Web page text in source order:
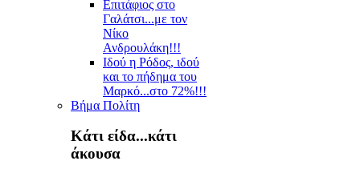
Επιτάφιος στο
Γαλάτσι...με τον
Νίκο
Ανδρουλάκη!!!
Ιδού η Ρόδος, ιδού
και το πήδημα του
Μαρκό...στο 72%!!!
Βήμα Πολίτη
Κάτι είδα...κάτι
άκουσα